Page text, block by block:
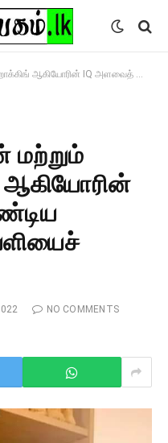
தாண்டிய இலங்கை வம்சாவளியைச் சேர்ந்த சிறுமி!
NO COMMENTS